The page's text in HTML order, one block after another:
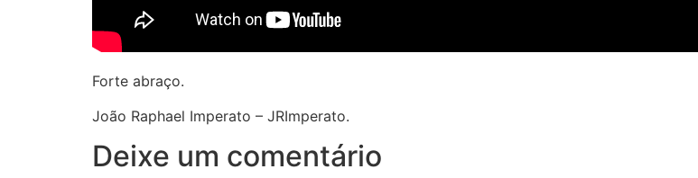
Forte abraço.
João Raphael Imperato – JRImperato.
Deixe um comentário